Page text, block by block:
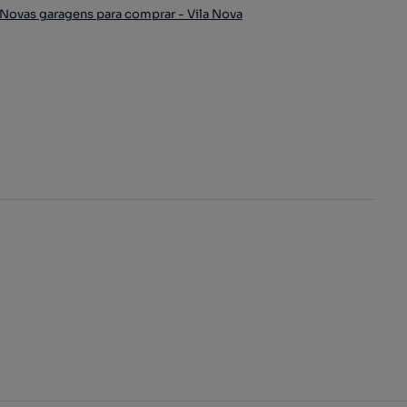
garagens para comprar - Vila Nova